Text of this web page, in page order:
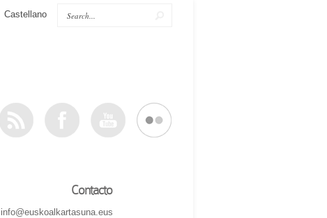
Castellano
Contacto
info@euskoalkartasuna.eus